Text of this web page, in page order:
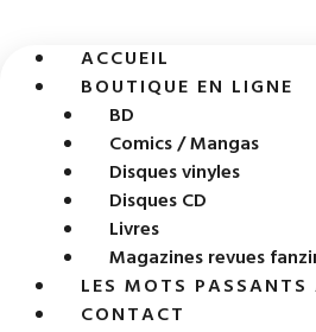
ACCUEIL
BOUTIQUE EN LIGNE
BD
Comics / Mangas
Disques vinyles
Disques CD
Livres
Magazines revues
LES MOTS PASSANTS
CONTACT